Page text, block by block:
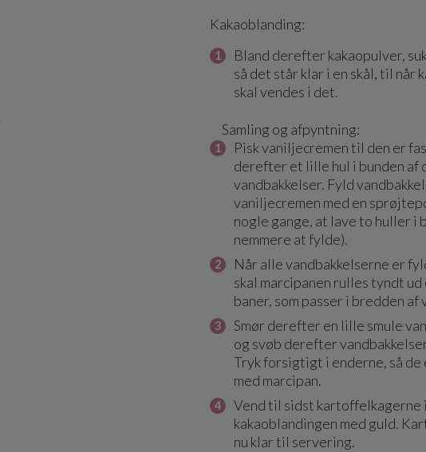
Kakaoblanding:
Bland derefter kakaopulver,
så det står klar i en skål, til når
skal vendes i det.
Samling og afpyntning:
Pisk vaniljecremen til den er
derefter et lille hul i bunden af
vandbakkelser. Fyld
vaniljecremen med en
nogle gange, at lave to huller i
nemmere at fylde).
Når alle vandbakkelserne er
skal marcipanen rulles tyndt
baner, som passer i bredden af
Smør derefter en lille smule
og svøb derefter
Tryk forsigtigt i enderne, så
med marcipan.
Vend til sidst kartoffelkagerne i
kakaoblandingen med guld.
nu klar til servering.